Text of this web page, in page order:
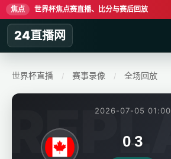
焦点 世界杯焦点赛直播、比分与赛后回放
24直播网
世界杯直播 / 赛事录像 / 全场回放
2026-07-05 01:00
0-3